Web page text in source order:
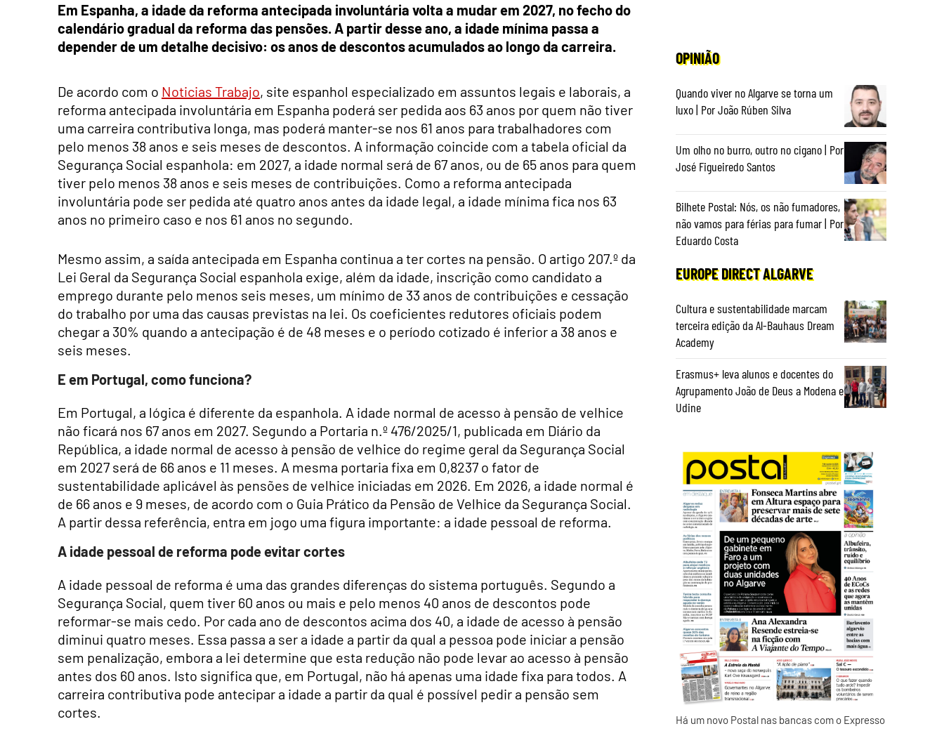
Em Espanha, a idade da reforma antecipada involuntária volta a mudar em 2027, no fecho do
calendário gradual da reforma das pensões. A partir desse ano, a idade mínima passa a
depender de um detalhe decisivo: os anos de descontos acumulados ao longo da carreira.
De acordo com o Noticias Trabajo, site espanhol especializado em assuntos legais e laborais, a
reforma antecipada involuntária em Espanha poderá ser pedida aos 63 anos por quem não tiver
uma carreira contributiva longa, mas poderá manter-se nos 61 anos para trabalhadores com
pelo menos 38 anos e seis meses de descontos. A informação coincide com a tabela oficial da
Segurança Social espanhola: em 2027, a idade normal será de 67 anos, ou de 65 anos para quem
tiver pelo menos 38 anos e seis meses de contribuições. Como a reforma antecipada
involuntária pode ser pedida até quatro anos antes da idade legal, a idade mínima fica nos 63
anos no primeiro caso e nos 61 anos no segundo.
Mesmo assim, a saída antecipada em Espanha continua a ter cortes na pensão. O artigo 207.º da
Lei Geral da Segurança Social espanhola exige, além da idade, inscrição como candidato a
emprego durante pelo menos seis meses, um mínimo de 33 anos de contribuições e cessação
do trabalho por uma das causas previstas na lei. Os coeficientes redutores oficiais podem
chegar a 30% quando a antecipação é de 48 meses e o período cotizado é inferior a 38 anos e
seis meses.
E em Portugal, como funciona?
Em Portugal, a lógica é diferente da espanhola. A idade normal de acesso à pensão de velhice
não ficará nos 67 anos em 2027. Segundo a Portaria n.º 476/2025/1, publicada em Diário da
República, a idade normal de acesso à pensão de velhice do regime geral da Segurança Social
em 2027 será de 66 anos e 11 meses. A mesma portaria fixa em 0,8237 o fator de
sustentabilidade aplicável às pensões de velhice iniciadas em 2026. Em 2026, a idade normal é
de 66 anos e 9 meses, de acordo com o Guia Prático da Pensão de Velhice da Segurança Social.
A partir dessa referência, entra em jogo uma figura importante: a idade pessoal de reforma.
A idade pessoal de reforma pode evitar cortes
A idade pessoal de reforma é uma das grandes diferenças do sistema português. Segundo a
Segurança Social, quem tiver 60 anos ou mais e pelo menos 40 anos de descontos pode
reformar-se mais cedo. Por cada ano de descontos acima dos 40, a idade de acesso à pensão
diminui quatro meses. Essa passa a ser a idade a partir da qual a pessoa pode iniciar a pensão
sem penalização, embora a lei determine que esta redução não pode levar ao acesso à pensão
antes dos 60 anos. Isto significa que, em Portugal, não há apenas uma idade fixa para todos. A
carreira contributiva pode antecipar a idade a partir da qual é possível pedir a pensão sem
cortes.
OPINIÃO
Quando viver no Algarve se torna um
luxo | Por João Rúben Silva
Um olho no burro, outro no cigano | Por
José Figueiredo Santos
Bilhete Postal: Nós, os não fumadores,
não vamos para férias para fumar | Por
Eduardo Costa
EUROPE DIRECT ALGARVE
Cultura e sustentabilidade marcam
terceira edição da Al-Bauhaus Dream
Academy
Erasmus+ leva alunos e docentes do
Agrupamento João de Deus a Modena e
Udine
Há um novo Postal nas bancas com o Expresso